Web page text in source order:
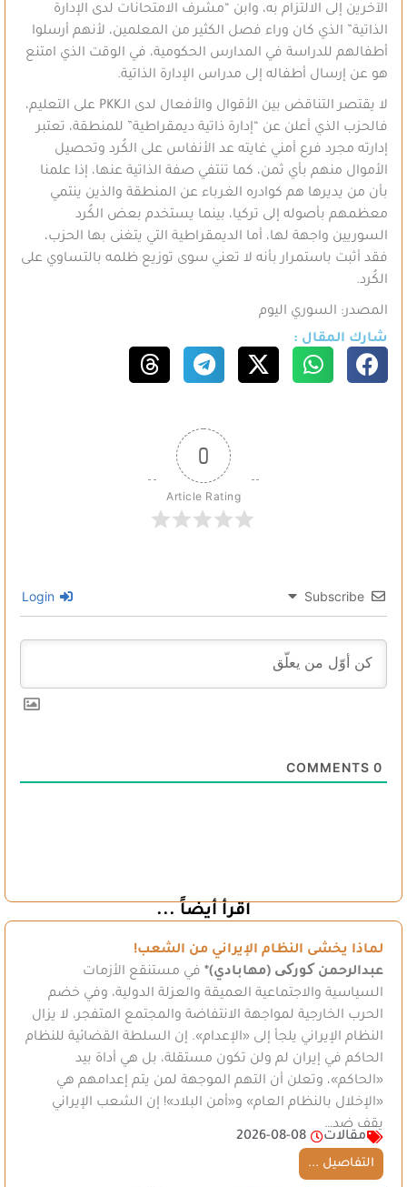
الآخرين إلى الالتزام به، وابن “مشرف الامتحانات لدى الإدارة
الذاتية” الذي كان وراء فصل الكثير من المعلمين، لأنهم أرسلوا
أطفالهم للدراسة في المدارس الحكومية، في الوقت الذي امتنع
هو عن إرسال أطفاله إلى مدراس الإدارة الذاتية.
لا يقتصر التناقض بين الأقوال والأفعال لدى الـPKK على التعليم،
فالحزب الذي أعلن عن “إدارة ذاتية ديمقراطية” للمنطقة، تعتبر
إدارته مجرد فرع أمني غايته عد الأنفاس على الكُرد وتحصيل
الأموال منهم بأي ثمن، كما تنتفي صفة الذاتية عنها، إذا علمنا
بأن من يديرها هم كوادره الغرباء عن المنطقة والذين ينتمي
معظمهم بأصوله إلى تركيا، بينما يستخدم بعض الكُرد
السوريين واجهة لها، أما الديمقراطية التي يتغنى بها الحزب،
فقد أثبت باستمرار بأنه لا تعني سوى توزيع ظلمه بالتساوي على
الكُرد.
المصدر: السوري اليوم
شارك المقال :
0
Article Rating
Subscribe
0
اقرأ أيضاً ...
لماذا يخشى النظام الإيراني من الشعب!
عبدالرحمن کورکی (مهابادي)* في مستنقع الأزمات
السياسية والاجتماعية العميقة والعزلة الدولية، وفي خضم
الحرب الخارجية لمواجهة الانتفاضة والمجتمع المتفجر، لا يزال
النظام الإيراني يلجأ إلى «الإعدام». إن السلطة القضائية للنظام
الحاكم في إيران لم ولن تكون مستقلة، بل هي أداة بيد
«الحاكم»، وتعلن أن التهم الموجهة لمن يتم إعدامهم هي
«الإخلال بالنظام العام» و«أمن البلاد»! إن الشعب الإيراني
يقف ضد…
مقالات
2026-08-08
التفاصيل ...